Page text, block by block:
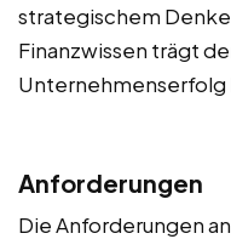
strategischem
Finanzwissen trägt
Unternehmenserfolg
Anforderungen
Die Anforderungen